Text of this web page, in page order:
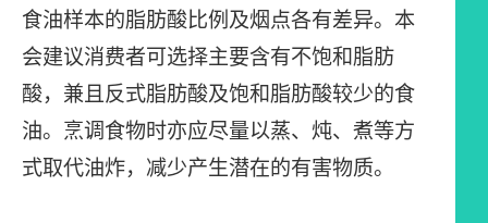
食油样本的脂肪酸比例及烟点各有差异。本
会建议消费者可选择主要含有不饱和脂肪
酸，兼且反式脂肪酸及饱和脂肪酸较少的食
油。烹调食物时亦应尽量以蒸、炖、煮等方
式取代油炸，减少产生潜在的有害物质。